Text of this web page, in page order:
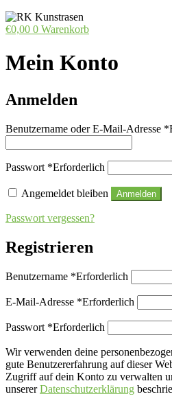
€0,00 0 Warenkorb
Mein Konto
Anmelden
Benutzername oder E-Mail-Adresse *
Passwort *Erforderlich
Angemeldet bleiben Anmelden
Passwort vergessen?
Registrieren
Benutzername *Erforderlich
E-Mail-Adresse *Erforderlich
Passwort *Erforderlich
Wir verwenden deine
gute Benutzererfahrung auf dieser
Zugriff auf dein Konto zu verwalten
unsererDatenschutzerklärung